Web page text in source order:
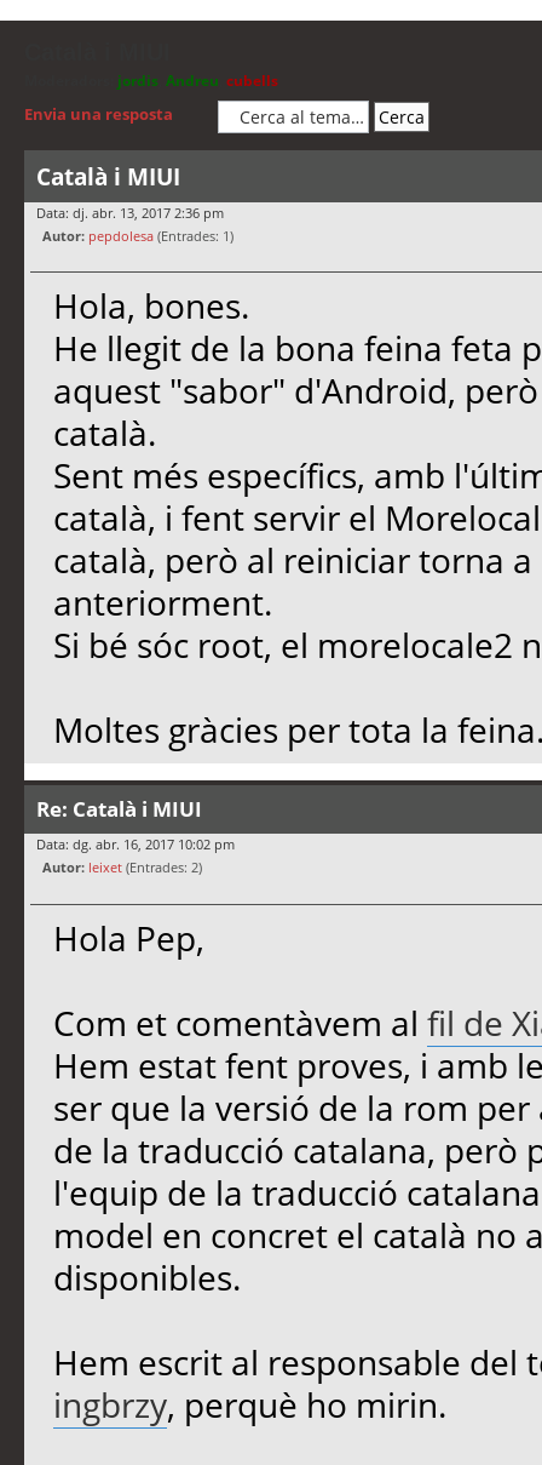
jordis Andreu cubells
Envia una resposta
Català i MIUI
Data: dj. abr. 13, 2017 2:36 pm
Autor: pepdolesa (Entrades: 1)
Hola, bones.
He llegit de la bona feina feta
aquest "sabor" d'Android,
català.
Sent més específics, amb
català, i fent servir el
català, però al reiniciar torna
anteriorment.
Si bé sóc root, el morelocale2
Moltes gràcies per tota la
Re: Català i MIUI
Data: dg. abr. 16, 2017 10:02 pm
Autor: leixet (Entrades: 2)
Hola Pep,
Com et comentàvem al fil de
Hem estat fent proves, i amb
ser que la versió de la rom
de la traducció catalana, però
l'equip de la traducció
model en concret el català no
disponibles.
Hem escrit al responsable del
ingbrzy, perquè ho mirin.